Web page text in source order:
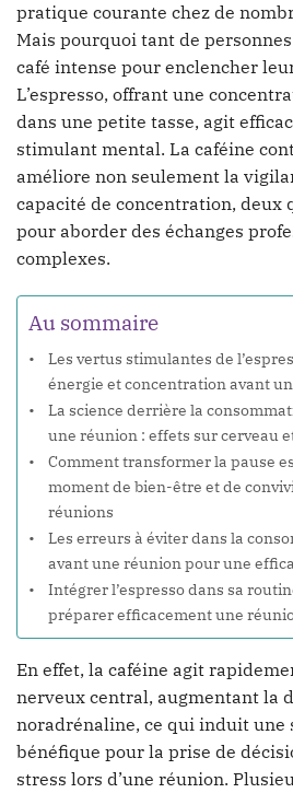
pratique courante chez de
Mais pourquoi tant de
café intense pour enclencher
L’espresso, offrant une
dans une petite tasse, agit
stimulant mental. La caféine
améliore non seulement la
capacité de concentration, deux
pour aborder des échanges
complexes.
Au sommaire
Les vertus stimulantes de
énergie et concentration avant
La science derrière la
une réunion : effets sur cerveau
Comment transformer la pause
moment de bien-être et de
réunions
Les erreurs à éviter dans la
avant une réunion pour une
Intégrer l’espresso dans sa
préparer efficacement une
En effet, la caféine agit
nerveux central, augmentant la
noradrénaline, ce qui induit
bénéfique pour la prise de
stress lors d’une réunion.